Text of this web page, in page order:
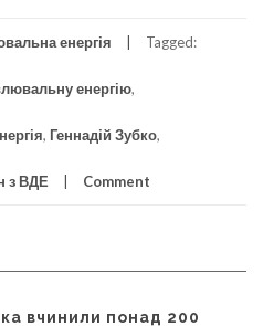
енергія Tagged:
енергію,
, Геннадій Зубко,
з ВДЕ Comment
вчинили понад 200